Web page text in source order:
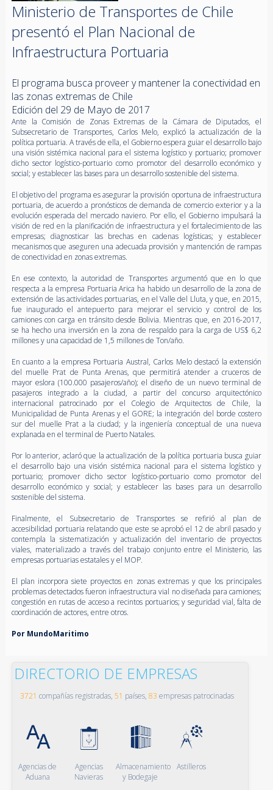
Ministerio de Transportes de Chile
presentó el Plan Nacional de
Infraestructura Portuaria
El programa busca proveer y mantener la conectividad en
las zonas extremas de Chile
Edición del 29 de Mayo de 2017
Ante la Comisión de Zonas Extremas de la Cámara de Diputados, el
Subsecretario de Transportes, Carlos Melo, explicó la actualización de la
política portuaria. A través de ella, el Gobierno espera guiar el desarrollo bajo
una visión sistémica nacional para el sistema logístico y portuario; promover
dicho sector logístico-portuario como promotor del desarrollo económico y
social; y establecer las bases para un desarrollo sostenible del sistema.
El objetivo del programa es asegurar la provisión oportuna de infraestructura
portuaria, de acuerdo a pronósticos de demanda de comercio exterior y a la
evolución esperada del mercado naviero. Por ello, el Gobierno impulsará la
visión de red en la planificación de infraestructura y el fortalecimiento de las
empresas; diagnosticar las brechas en cadenas logísticas; y establecer
mecanismos que aseguren una adecuada provisión y mantención de rampas
de conectividad en zonas extremas.
En ese contexto, la autoridad de Transportes argumentó que en lo que
respecta a la empresa Portuaria Arica ha habido un desarrollo de la zona de
extensión de las actividades portuarias, en el Valle del Lluta, y que, en 2015,
fue inaugurado el antepuerto para mejorar el servicio y control de los
camiones con carga en tránsito desde Bolivia. Mientras que, en 2016-2017,
se ha hecho una inversión en la zona de respaldo para la carga de US$ 6,2
millones y una capacidad de 1,5 millones de Ton/año.
En cuanto a la empresa Portuaria Austral, Carlos Melo destacó la extensión
del muelle Prat de Punta Arenas, que permitirá atender a cruceros de
mayor eslora (100.000 pasajeros/año); el diseño de un nuevo terminal de
pasajeros integrado a la ciudad, a partir del concurso arquitectónico
internacional patrocinado por el Colegio de Arquitectos de Chile, la
Municipalidad de Punta Arenas y el GORE; la integración del borde costero
sur del muelle Prat a la ciudad; y la ingeniería conceptual de una nueva
explanada en el terminal de Puerto Natales.
Por lo anterior, aclaró que la actualización de la política portuaria busca guiar
el desarrollo bajo una visión sistémica nacional para el sistema logístico y
portuario; promover dicho sector logístico-portuario como promotor del
desarrollo económico y social; y establecer las bases para un desarrollo
sostenible del sistema.
Finalmente, el Subsecretario de Transportes se refirió al plan de
accesibilidad portuaria relatando que este se aprobó el 12 de abril pasado y
contempla la sistematización y actualización del inventario de proyectos
viales, materializado a través del trabajo conjunto entre el Ministerio, las
empresas portuarias estatales y el MOP.
El plan incorpora siete proyectos en zonas extremas y que los principales
problemas detectados fueron infraestructura vial no diseñada para camiones;
congestión en rutas de acceso a recintos portuarios; y seguridad vial, falta de
coordinación de actores, entre otros.
Por MundoMaritimo
DIRECTORIO DE EMPRESAS
3721 compañías registradas, 51 países, 83 empresas patrocinadas
Agencias de
Aduana
Agencias
Navieras
Almacenamiento
y Bodegaje
Astilleros